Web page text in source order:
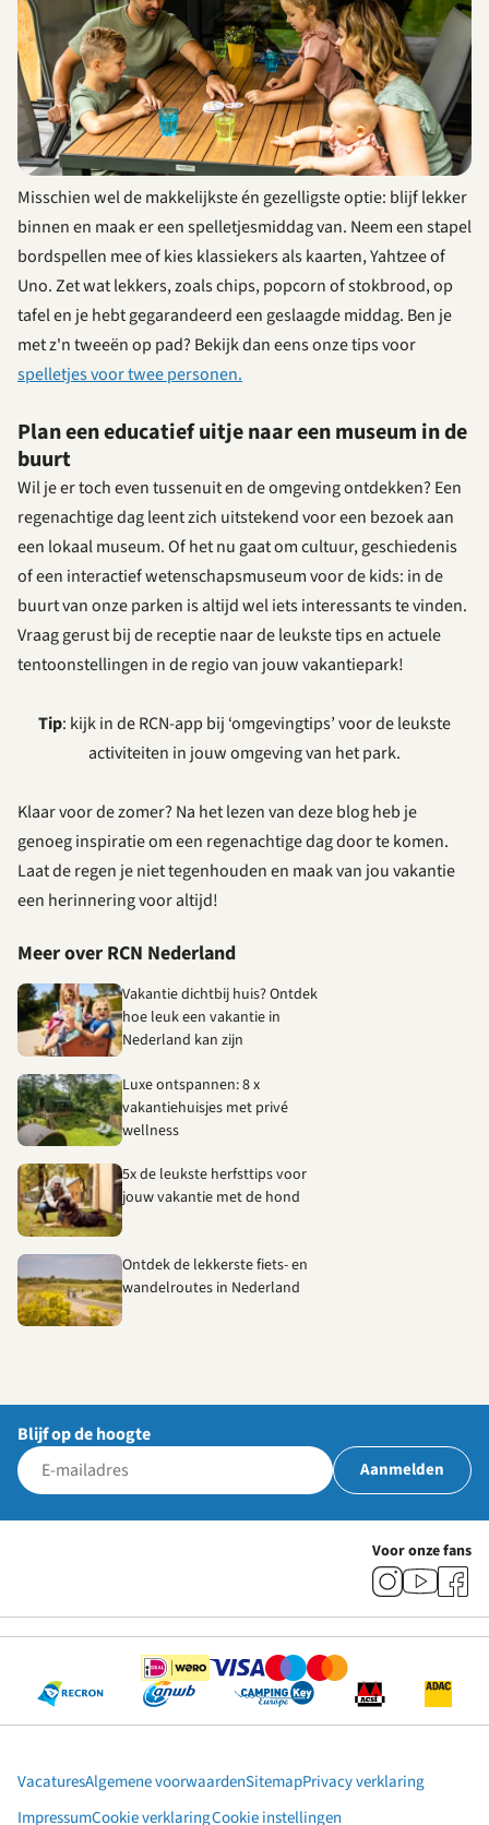
Misschien wel de makkelijkste én gezelligste optie: blijf lekker
binnen en maak er een spelletjesmiddag van. Neem een stapel
bordspellen mee of kies klassiekers als kaarten, Yahtzee of
Uno. Zet wat lekkers, zoals chips, popcorn of stokbrood, op
tafel en je hebt gegarandeerd een geslaagde middag. Ben je
met z'n tweeën op pad? Bekijk dan eens onze tips voor
spelletjes voor twee personen.
Plan een educatief uitje naar een museum in de
buurt
Wil je er toch even tussenuit en de omgeving ontdekken? Een
regenachtige dag leent zich uitstekend voor een bezoek aan
een lokaal museum. Of het nu gaat om cultuur, geschiedenis
of een interactief wetenschapsmuseum voor de kids: in de
buurt van onze parken is altijd wel iets interessants te vinden.
Vraag gerust bij de receptie naar de leukste tips en actuele
tentoonstellingen in de regio van jouw vakantiepark!
Tip: kijk in de RCN-app bij ‘omgevingtips’ voor de leukste
activiteiten in jouw omgeving van het park.
Klaar voor de zomer? Na het lezen van deze blog heb je
genoeg inspiratie om een regenachtige dag door te komen.
Laat de regen je niet tegenhouden en maak van jou vakantie
een herinnering voor altijd!
Meer over RCN Nederland
Vakantie dichtbij huis? Ontdek
hoe leuk een vakantie in
Nederland kan zijn
Luxe ontspannen: 8 x
vakantiehuisjes met privé
wellness
5x de leukste herfsttips voor
jouw vakantie met de hond
Ontdek de lekkerste fiets- en
wandelroutes in Nederland
Blijf op de hoogte
Aanmelden
Voor onze fans
VacaturesAlgemene voorwaardenSitemapPrivacy verklaring
ImpressumCookie verklaringCookie instellingen